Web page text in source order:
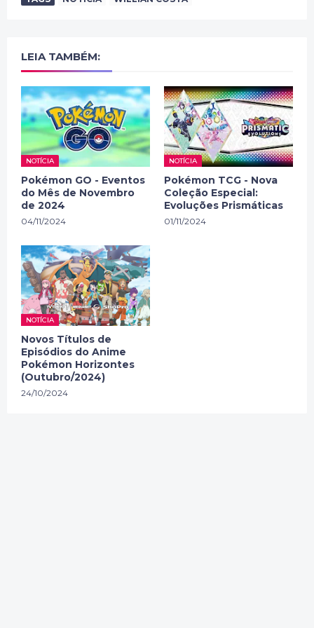
LEIA TAMBÉM:
NOTÍCIA
Pokémon GO - Eventos
do Mês de Novembro
de 2024
04/11/2024
NOTÍCIA
Pokémon TCG - Nova
Coleção Especial:
Evoluções Prismáticas
01/11/2024
NOTÍCIA
Novos Títulos de
Episódios do Anime
Pokémon Horizontes
(Outubro/2024)
24/10/2024